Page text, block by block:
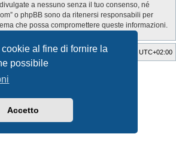
al fine di fornire la
possibile
Accetto
a nessuno senza il tuo consenso, né
o phpBB sono da ritenersi responsabili per
che possa compromettere queste informazioni.
Tutti gli orari sono UTC+02:00
Cancella cookie
Developer by ©
Privacy|Condizioni